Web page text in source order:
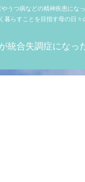
うつ病などの精神疾患にな
暮らすことを目指す母の日々
統合失調症になっ